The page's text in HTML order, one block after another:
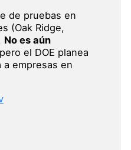
de pruebas en
(Oak Ridge,
No es aún
el DOE planea
empresas en